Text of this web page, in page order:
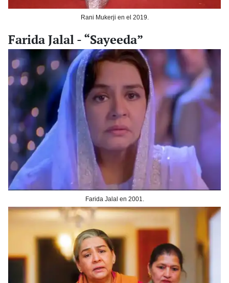
Rani Mukerji en el 2019.
Farida Jalal - “Sayeeda”
Farida Jalal en 2001.